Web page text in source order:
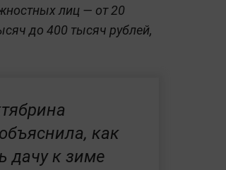
лиц — от 20
до 400 тысяч рублей,
как
дачу к зиме